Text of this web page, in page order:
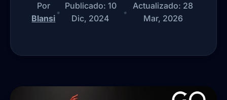
Por
Blansi
•
Publicado: 10
Dic, 2024
•
Actualizado: 28
Mar, 2026